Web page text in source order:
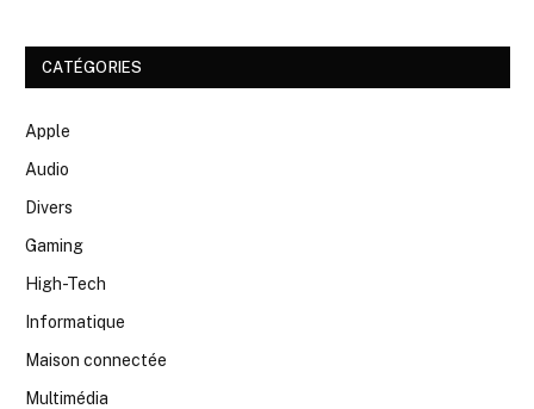
CATÉGORIES
Apple
Audio
Divers
Gaming
High-Tech
Informatique
Maison connectée
Multimédia